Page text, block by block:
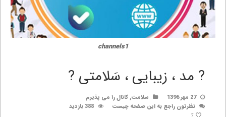
channels1
? مد ، زیبایی ، سَلامتی ?
27 مهر 1396 سلامت,کانال را می پذیرم
نظرتون راجع به این صفحه چیست
388 بازدید
7